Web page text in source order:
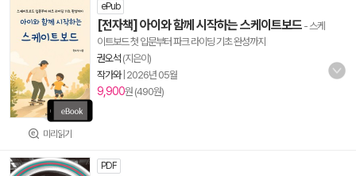
미리읽기
ePub
[전자책] 아이와 함께 시작하는 스케이트보드 - 스케
이트보드 첫 입문부터 파크 라이딩 기초 완성까지
권오석 (지은이)
작가와| 2026년 05월
9,900원 (490원)
PDF